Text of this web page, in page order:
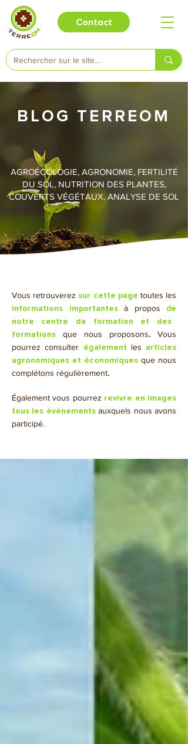
Contact
BLOG TERREOM
AGROÉCOLOGIE, AGRONOMIE, FERTILITÉ
DU SOL, NUTRITION DES PLANTES,
COUVERTS VÉGÉTAUX, ANALYSE DE SOL
Vous retrouverez sur cette page toutes les
informations importantesà propos de
notre centre de formation et des
formations
que nous proposons. Vous
pourrez consulter
également les
articles
agronomiques et économiques que nous
complétons régulièrement.
​Également vous pourrez revivre en images
tous les évènementsauxquels nous avons
participé.